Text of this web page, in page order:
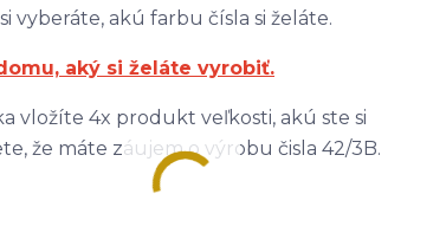
vyberáte, akú farbu čísla si želáte.
aký si želáte vyrobiť.
vložíte 4x produkt veľkosti, akú ste si
že máte záujem o výrobu čisla 42/3B.